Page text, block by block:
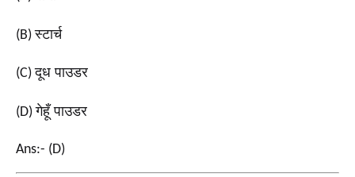
(B)स्टार्च
(C)दूध पाउडर
(D)गेहूँ पाउडर
Ans:- (D)